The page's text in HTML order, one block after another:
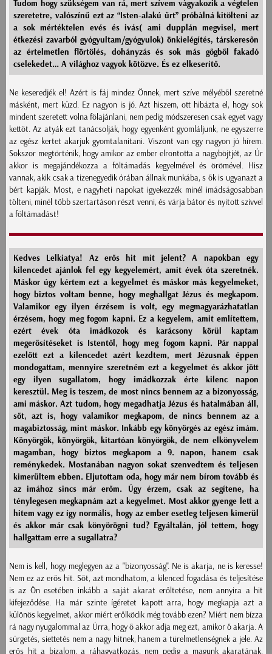
Tudom hogy szükségem van rá, mert szívem vàgyakozik a végtelen
szeretetre, valószínű ezt az “Isten-alakú űrt” próbàlná kitölteni az
a sok mértéktelen evés és ivás( ami dupplán megvisel, mert
étkezési zavarból gyógyultam/gyógyulok) önkielégítés, társkeresőn
az értelmetlen flörtölés, dohányzás és sok más gőgből fakadó
cselekedet… A világhoz vagyok kötözve. És ez elkeserítő.
Ne keseredjék el! Azért is fáj mindez Önnek, mert szíve mélyéből szeretné
másként, mert küzd. Ez nagyon is jó. Azt hiszem, ott hibázta el, hogy sok
mindent szeretett volna fölajánlani, nem pedig módszeresen csak egyet vagy
kettőt. Az atyák ezt tanácsolják, hogy egyenként gyomláljunk, ne egyszerre
az egész kertet akarjuk gyomtalanitani. Viszont van egy nagyon jó hírem.
Sokszor megtörténik, hogy amikor az ember elrontotta a nagyböjtjét, az Úr
akkor is megajándékozza a föltámadás kegyelmével és örömével. Hisz
vannak, akik csak a tizenegyedik órában állnak munkába, s ők is ugyanazt a
bért kapják. Most, e nagyheti napokat igyekezzék minél imádságosabban
tölteni, minél több szertartáson részt venni, és várja bátor és nyitott szívvel
a föltámadást!
Kedves Lelkiatya! Az erős hit mit jelent? A napokban egy
kilencedet ajánlok fel egy kegyelemért, amit évek óta szeretnék.
Máskor úgy kértem ezt a kegyelmet és máskor más kegyelmeket,
hogy biztos voltam benne, hogy meghallgat Jézus és megkapom.
Valamikor egy ilyen érzésem is volt, egy megmagyarázhatatlan
érzésem, hogy meg fogom kapni. Ez a kegyelem, amit említettem,
ezért évek óta imádkozok és karácsony körül kaptam
megerősítéseket is Istentől, hogy meg fogom kapni. Pár nappal
ezelőtt ezt a kilencedet azért kezdtem, mert Jézusnak éppen
mondogattam, mennyire szeretném ezt a kegyelmet és akkor jött
egy ilyen sugallatom, hogy imádkozzak érte kilenc napon
keresztül. Meg is teszem, de most nincs bennem az a bizonyosság,
ami máskor. Azt tudom, hogy megadhatja Jézus és hatalmában áll,
sőt, azt is, hogy valamikor megkapom, de nincs bennem az a
magabiztosság, mint máskor. Inkább egy könyörgés az egész imám.
Könyörgök, könyörgök, kitartóan könyörgök, de nem elkönyvelem
magamban, hogy biztos megkapom a 9. napon, hanem csak
reménykedek. Mostanában nagyon sokat szenvedtem és teljesen
kimerültem ebben. Eljutottam oda, hogy már nem bírom tovább és
az imához sincs már erőm. Úgy érzem, csak az segítene, ha
ténylegesen megkapnám azt a kegyelmet. Most akkor gyenge lett a
hitem vagy ez így normális, hogy az ember esetleg teljesen kimerül
és akkor már csak könyörögni tud? Egyáltalán, jól tettem, hogy
hallgattam erre a sugallatra?
Nem is kell, hogy meglegyen az a "bizonyosság". Ne is akarja, ne is keresse!
Nem ez az erős hit. Sőt, azt mondhatom, a kilenced fogadása és teljesítése
is az Ön esetében inkább a saját akarat erőltetése, nem annyira a hit
kifejeződése. Ha már szinte ígéretet kapott arra, hogy megkapja azt a
különös kegyelmet, akkor miért erőlködik még tovább ezen? Miért nem bízza
rá nagy nyugalommal az Úrra, hogy ő akkor adja meg ezt, amikor ő akarja. A
sürgetés, siettetés nem a nagy hitnek, hanem a türelmetlenségnek a jele. Az
erős hit a bizalom, a ráhagyatkozás, nem pedig a magunk akaratának,